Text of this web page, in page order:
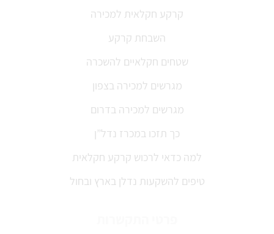
קרקע חקלאית למכירה
השבחת קרקע
שטחים חקלאיים להשכרה
מגרשים למכירה בצפון
מגרשים למכירה בדרום
כך תזכו במכרז נדל”ן
למה כדאי לרכוש קרקע חקלאית
טיפים להשקעות נדלן בארץ ובחול